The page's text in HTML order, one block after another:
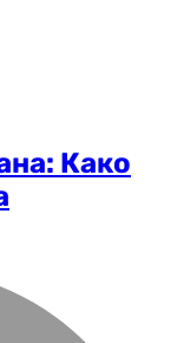
Како